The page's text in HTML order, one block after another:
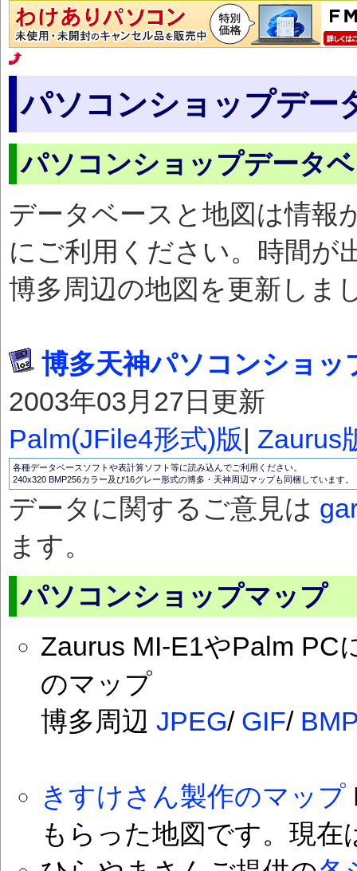
パソコンショップデー
パソコンショップデータ
データベースと地図は情報
にご利用ください。時間が
博多周辺の地図を更新しま
博多天神パソコンショ
2003年03月27日更新
Palm(JFile4形式)版| Zaurus
各種データベースソフトや表計算ソフト等に読み込んでご利用ください。
240x320 BMP256カラー及び16グレー形式の博多・天神周辺マップも同梱しています。
データに関するご意見は
ます。
パソコンショップマップ
Zaurus MI-E1やPalm PC
のマップ
博多周辺 JPEG/ GIF/
きすけさん製作のマップ
もらった地図です。現